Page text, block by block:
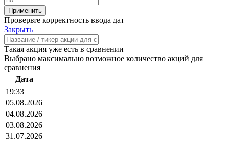
Проверьте корректность ввода дат
Закрыть
Такая акция уже есть в сравнении
Выбрано максимально возможное количество акций для
сравнения
Дата
19:33
05.08.2026
04.08.2026
03.08.2026
31.07.2026